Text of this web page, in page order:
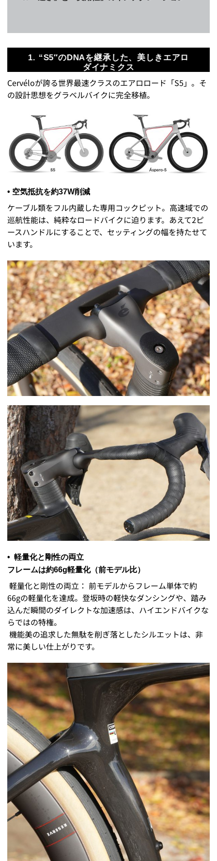
1. “S5″のDNAを継承した、美しきエアロ
ダイナミクス
Cervéloが誇る世界最速クラスのエアロロード「S5」。そ
の設計思想をグラベルバイクに完全移植。
• 空気抵抗を約37W削減
ケーブル類をフル内蔵した専用コックピット。高速域での
巡航性能は、純粋なロードバイクに迫ります。あえて2ピ
ースハンドルにすることで、セッティングの幅を持たせて
います。
• 軽量化と剛性の両立
フレームは約66g軽量化（前モデル比）
軽量化と剛性の両立： 前モデルからフレーム単体で約
66gの軽量化を達成。登坂時の軽快なダンシングや、踏み
込んだ瞬間のダイレクトな加速感は、ハイエンドバイクな
らではの特権。
機能美の追求した無駄を削ぎ落としたシルエットは、非
常に美しい仕上がりです。